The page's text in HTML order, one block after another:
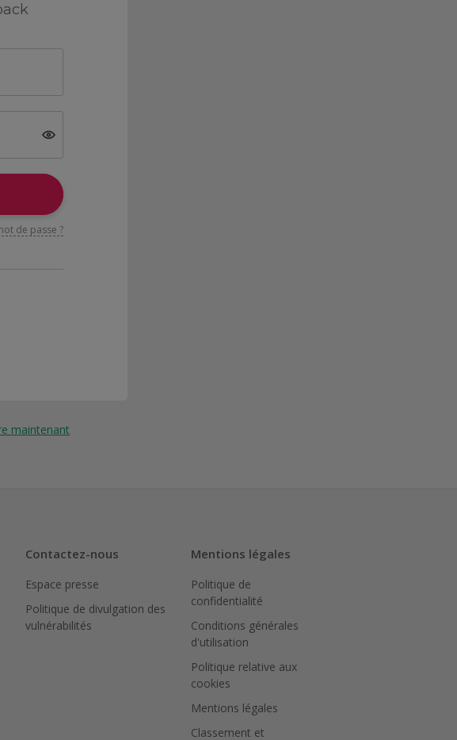
de passe ?
maintenant
Contactez-nous
Espace presse
Politique de divulgation des
vulnérabilités
Mentions légales
Politique de
confidentialité
Conditions générales
d'utilisation
Politique relative aux
cookies
Mentions légales
Classement et